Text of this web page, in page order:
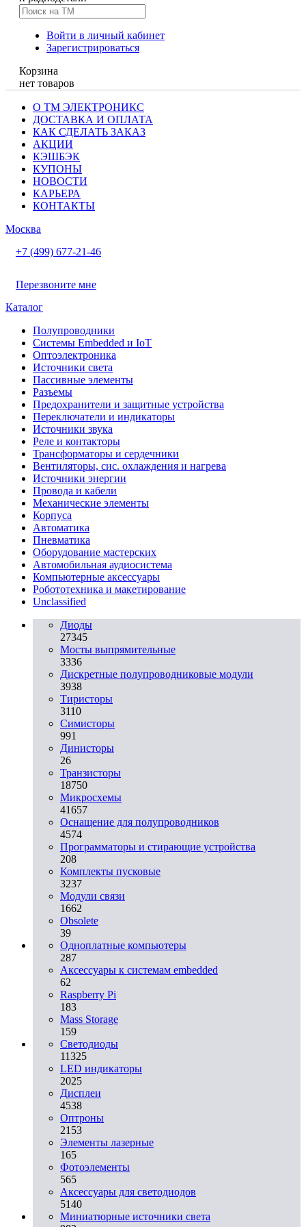
Войти в личный кабинет
Зарегистрироваться
Корзина
нет товаров
О ТМ ЭЛЕКТРОНИКС
ДОСТАВКА И ОПЛАТА
КАК СДЕЛАТЬ ЗАКАЗ
АКЦИИ
КЭШБЭК
КУПОНЫ
НОВОСТИ
КАРЬЕРА
КОНТАКТЫ
Москва
+7 (499) 677-21-46
Перезвоните мне
Каталог
Полупроводники
Системы Embedded и IoT
Oптоэлектроника
Источники света
Пассивные элементы
Разъeмы
Предохранители и защитные устройства
Переключатели и индикаторы
Источники звука
Реле и контакторы
Трансформаторы и сердечники
Вентиляторы, сис. охлаждения и нагрева
Источники энергии
Провода и кабели
Механические элементы
Корпуса
Автоматика
Пневматика
Оборудование мастерских
Автомобильная аудиосистема
Компьютерные аксессуары
Робототехника и макетирование
Unclassified
Диоды
27345
Мосты выпрямительные
3336
Дискретные полупроводниковые модули
3938
Тиристоры
3110
Симисторы
991
Динисторы
26
Транзисторы
18750
Микросхемы
41657
Оснащение для полупроводников
4574
Программаторы и стирающие устройства
208
Комплекты пусковые
3237
Модули связи
1662
Obsolete
39
Одноплатные компьютеры
287
Аксессуары к системам embedded
62
Raspberry Pi
183
Mass Storage
159
Светодиоды
11325
LED индикаторы
2025
Дисплеи
4538
Оптроны
2153
Элементы лазерные
165
Фотоэлементы
565
Аксессуары для светодиодов
5140
Миниатюрные источники света